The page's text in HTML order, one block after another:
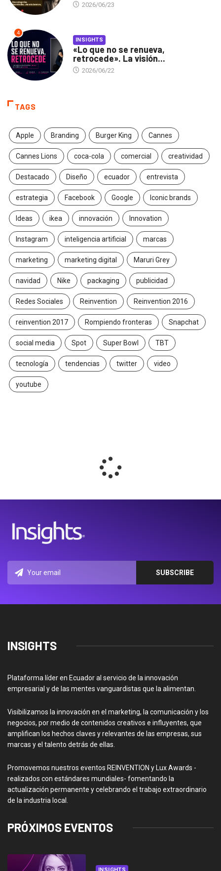
2026/06/23
4
INSIGHTS
«Lo que no se renueva,
retrocede». La visión...
2026/06/22
TAGS
Apple Branding Burger King Cannes
Cannes Lions coca-cola comercial creatividad
Destacado Diseño ecuador entrevista
estrategia Facebook Google Iconic brands
Ideas ikea innovación Innovation
Instagram inteligencia artificial marcas
marketing marketing digital Maruri Grey
navidad Nike packaging publicidad
Redes Sociales Reinvention Reinvention 2016
reinvention 2017 Rompiendo fronteras Snapchat
social media Spot Super Bowl TBT
tecnología tendencias twitter video
youtube
INSIGHTS
Plataforma líder en Ecuador al servicio de la innovación
empresarial y de las mentes vanguardistas que la alimentan.
Visibilizamos la innovación en el marketing, la comunicación y los
negocios, por medio de contenidos creativos e influyentes, que
amplifican los hechos claves y relevantes de las empresas, sus
marcas y el talento detrás de ellas.
Promovemos nuestros eventos REINVENTION y Lux Awards -
realizados con estándares mundiales- fomentando la
actualización permanente y celebrando el trabajo extraordinario
de la industria local.
PRÓXIMOS EVENTOS